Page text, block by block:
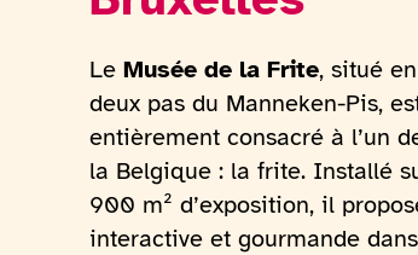
Le Musée de la Frite, situé
deux pas du Manneken-Pis,
entièrement consacré à l’un
la Belgique : la frite. Installé
900 m² d’exposition, il
interactive et gourmande